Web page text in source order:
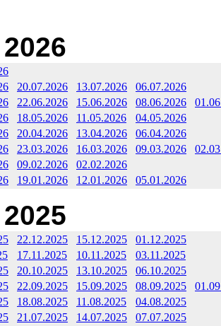
20.07.2026 13.07.2026
06.07.2026
22.06.2026 15.06.2026 08.06.2026
18.05.2026 11.05.2026
04.05.2026
20.04.2026 13.04.2026
06.04.2026
23.03.2026 16.03.2026 09.03.2026
09.02.2026
02.02.2026
19.01.2026 12.01.2026 05.01.2026
22.12.2025 15.12.2025
01.12.2025
17.11.2025 10.11.2025
03.11.2025
20.10.2025 13.10.2025
06.10.2025
22.09.2025 15.09.2025 08.09.2025
18.08.2025 11.08.2025
04.08.2025
21.07.2025 14.07.2025
07.07.2025